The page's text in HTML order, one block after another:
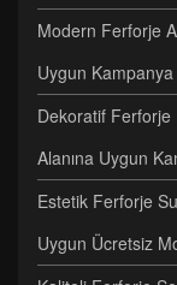
Modern Ferforje
Uygun Kampanya
Dekoratif Ferforje
Alanına Uygun
Estetik Ferforje
Uygun Ücretsiz